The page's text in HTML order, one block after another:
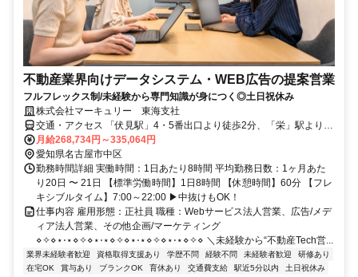
不動産業界向けデータシステム・WEB広告の提案営業
フルフレックス制/未経験から専門知識が身につく◎土日祝休み
株式会社マーキュリー 東海支社
交通・アクセス 「伏見駅」4・5番出口より徒歩2分、「栄」駅より徒
歩10分
月給268,734円～335,064円
愛知県名古屋市中区
勤務時間詳細 実働時間：1日あたり8時間 平均勤務日数：1ヶ月あた
り20日 〜 21日 【標準労働時間】1日8時間 【休憩時間】60分 【フレ
キシブルタイム】7:00～22:00 ▶中抜けもOK！
仕事内容 雇用形態：正社員 職種：Webサービス法人営業、広告/メデ
ィア法人営業、その他企画/マーケティング
⋄✧⋄⋆⋅⋆⋄✧⋄⋆⋅⋆⋄✧⋄⋆⋅⋆⋄✧⋄⋆⋅⋆⋄✧⋄ ＼未経験から“不動産Tech営...
業界未経験者歓迎 資格取得支援あり 学歴不問 経験不問 未経験者歓迎
研修あり
在宅OK
賞与あり ブランクOK 育休あり 交通費支給 駅近5分以内 土日祝休み